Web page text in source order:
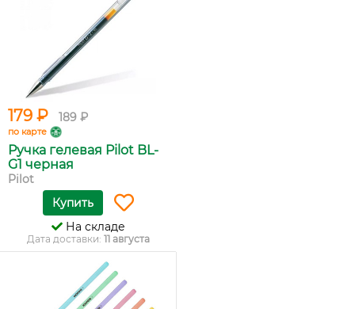
179 ₽ 189 ₽
по карте
Ручка гелевая Pilot BL-
G1 черная
Pilot
Купить
На складе
Дата доставки: 11 августа